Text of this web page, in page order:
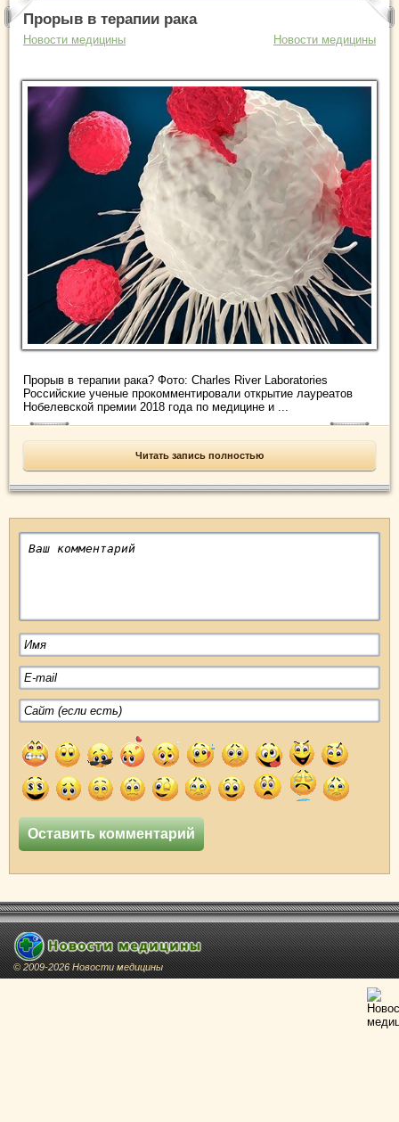
Прорыв в терапии рака
Новости медицины Новости медицины
Прорыв в терапии рака? Фото: Charles River Laboratories
Российские ученые прокомментировали открытие лауреатов
Нобелевской премии 2018 года по медицине и ...
Читать запись полностью
© 2009-2026 Новости медицины